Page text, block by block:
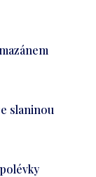
slaninou